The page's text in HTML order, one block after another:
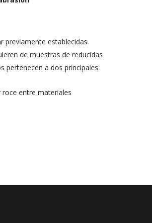
previamente establecidas.
de muestras de reducidas
pertenecen a dos principales:
roce entre materiales